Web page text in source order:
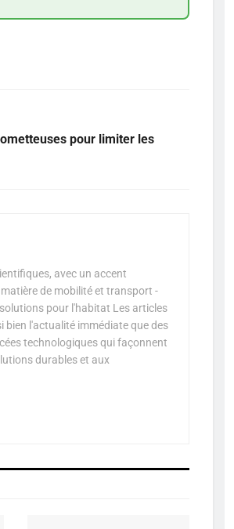
pour limiter les
avec un accent
de mobilité et transport -
pour l'habitat Les articles
l'actualité immédiate que des
technologiques qui façonnent
durables et aux